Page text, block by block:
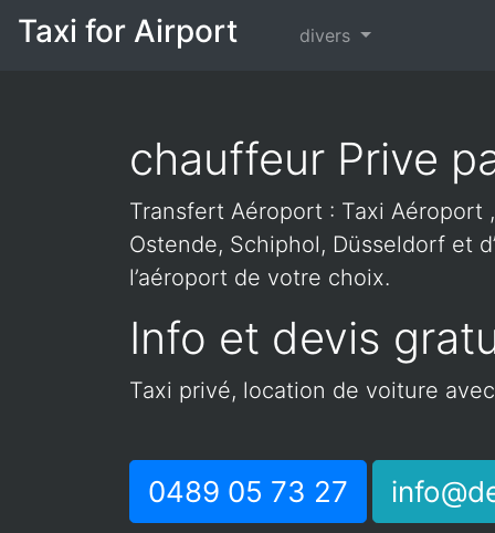
Taxi for Airport divers
chauffeur Prive
Transfert Aéroport : Taxi Aéroport
Ostende, Schiphol, Düsseldorf et
l’aéroport de votre choix.
Info et devis
Taxi privé, location de voiture
0489 05 73 27